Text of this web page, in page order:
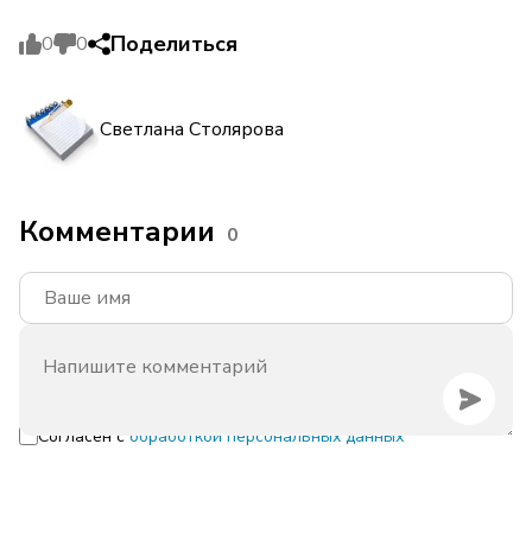
0 0 Поделиться
Светлана Столярова
Комментарии 0
Согласен с обработкой персональных данных